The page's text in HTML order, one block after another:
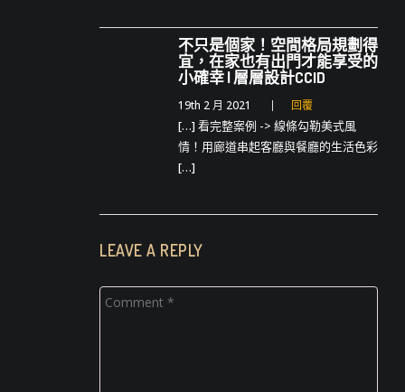
不只是個家！空間格局規劃得
宜，在家也有出門才能享受的
小確幸 | 層層設計CCID
19th 2 月 2021 回覆
[…] 看完整案例 -> 線條勾勒美式風
情！用廊道串起客廳與餐廳的生活色彩
[…]
LEAVE A REPLY